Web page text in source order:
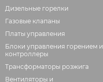
Дизельные горелки
Газовые клапаны
Платы управления
Блоки управления горением и
контроллеры
Трансформаторы розжига
Вентиляторы и